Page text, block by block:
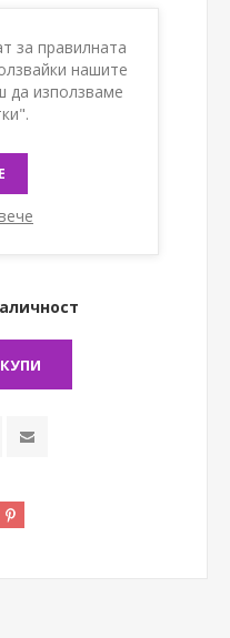
kg(s)
€ ] (19,55лв.)
КУПИ
за правилната
нашите
да използваме